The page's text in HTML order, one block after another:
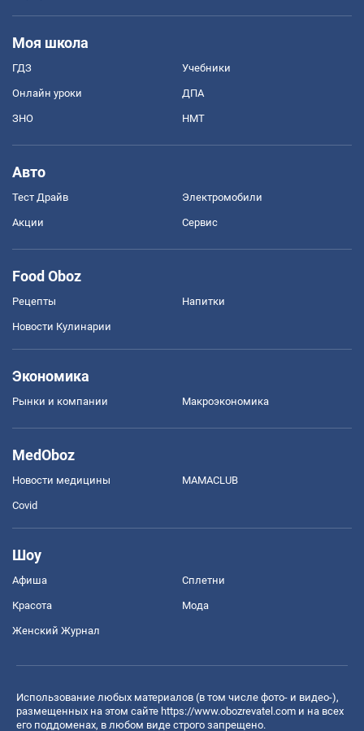
Моя школа
ГДЗ Учебники
Онлайн уроки ДПА
ЗНО НМТ
Авто
Тест Драйв Электромобили
Акции Сервис
Food Oboz
Рецепты Напитки
Новости Кулинарии
Экономика
Рынки и компании Mакроэкономика
MedOboz
Новости медицины MAMACLUB
Covid
Шоу
Афиша Сплетни
Красота Мода
Женский Журнал
Использование любых материалов (в том числе фото- и видео-),
размещенных на этом сайте https://www.obozrevatel.com и на всех
его поддоменах, в любом виде строго запрещено.